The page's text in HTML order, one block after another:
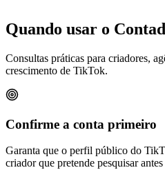
Quando usar o
Consultas práticas para criadores,
crescimento de TikTok.
Confirme a conta primeiro
Garanta que o perfil público do
criador que pretende pesquisar